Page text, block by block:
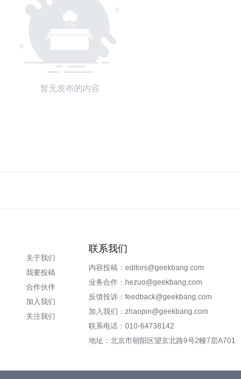
暂无发布的内容
关于我们
我要投稿
合作伙伴
加入我们
关注我们
联系我们
内容投稿：editors@geekbang.com
业务合作：hezuo@geekbang.com
反馈投诉：feedback@geekbang.com
加入我们：zhaopin@geekbang.com
联系电话：010-64738142
地址：北京市朝阳区望京北路9号2幢7层A701